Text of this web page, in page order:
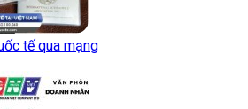
tế qua mạng